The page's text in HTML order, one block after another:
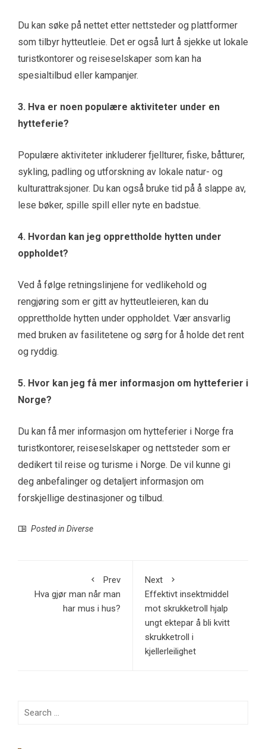
Du kan søke på nettet etter nettsteder og plattformer
som tilbyr hytteutleie. Det er også lurt å sjekke ut lokale
turistkontorer og reiseselskaper som kan ha
spesialtilbud eller kampanjer.
3. Hva er noen populære aktiviteter under en
hytteferie?
Populære aktiviteter inkluderer fjellturer, fiske, båtturer,
sykling, padling og utforskning av lokale natur- og
kulturattraksjoner. Du kan også bruke tid på å slappe av,
lese bøker, spille spill eller nyte en badstue.
4. Hvordan kan jeg opprettholde hytten under
oppholdet?
Ved å følge retningslinjene for vedlikehold og
rengjøring som er gitt av hytteutleieren, kan du
opprettholde hytten under oppholdet. Vær ansvarlig
med bruken av fasilitetene og sørg for å holde det rent
og ryddig.
5. Hvor kan jeg få mer informasjon om hytteferier i
Norge?
Du kan få mer informasjon om hytteferier i Norge fra
turistkontorer, reiseselskaper og nettsteder som er
dedikert til reise og turisme i Norge. De vil kunne gi
deg anbefalinger og detaljert informasjon om
forskjellige destinasjoner og tilbud.
Posted in Diverse
Prev
Hva gjør man når man
har mus i hus?
Next
Effektivt insektmiddel
mot skrukketroll hjalp
ungt ektepar å bli kvitt
skrukketroll i
kjellerleilighet
Search